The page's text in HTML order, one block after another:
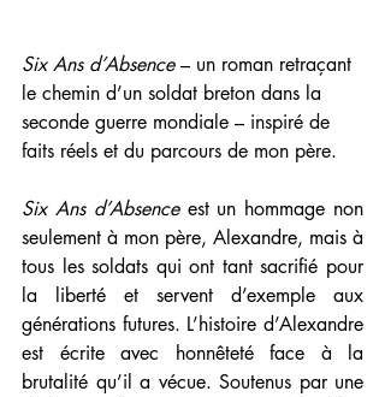
Six Ans d’Absence – un roman retraçant
le chemin d’un soldat breton dans la
seconde guerre mondiale – inspiré de
faits réels et du parcours de mon père.
Six Ans d’Absence est un hommage non
seulement à mon père, Alexandre, mais à
tous les soldats qui ont tant sacrifié pour
la liberté et servent d’exemple aux
générations futures. L’histoire d’Alexandre
est écrite avec honnêteté face à la
brutalité qu’il a vécue. Soutenus par une